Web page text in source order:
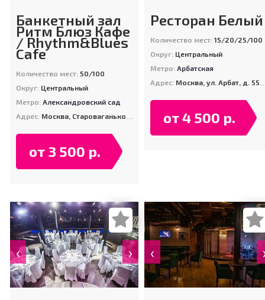
Банкетный зал
Ритм Блюз Кафе
/ Rhythm&Blues
Cafe
Количество мест: 50/100
Округ: Центральный
Метро:Александровский сад
Адрес: Москва, Староваганьковский пер., д 19, стр. 2
от 3 500 р.
Ресторан Белый
Количество мест: 15/20/25/100
Округ: Центральный
Метро: Арбатская
Адрес: Москва, ул. Арбат, д. 55/32
от 4 500 р.
‹ › ‹